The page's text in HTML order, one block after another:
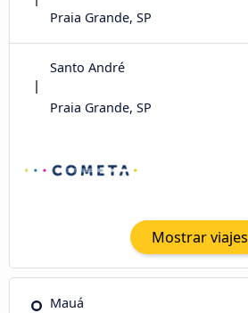
Praia Grande, SP
Santo André
Praia Grande, SP
Mostrar viajes
Mauá